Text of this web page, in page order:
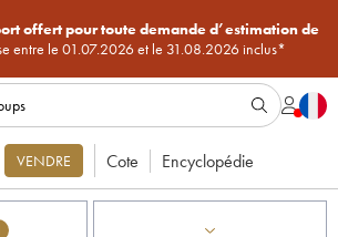
offert pour toute demande d’estimation de
entre le 01.07.2026 et le 31.08.2026 inclus*
VENDRE Cote Encyclopédie